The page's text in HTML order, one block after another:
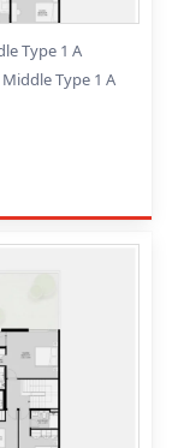
Type 1 A
Type 1 A